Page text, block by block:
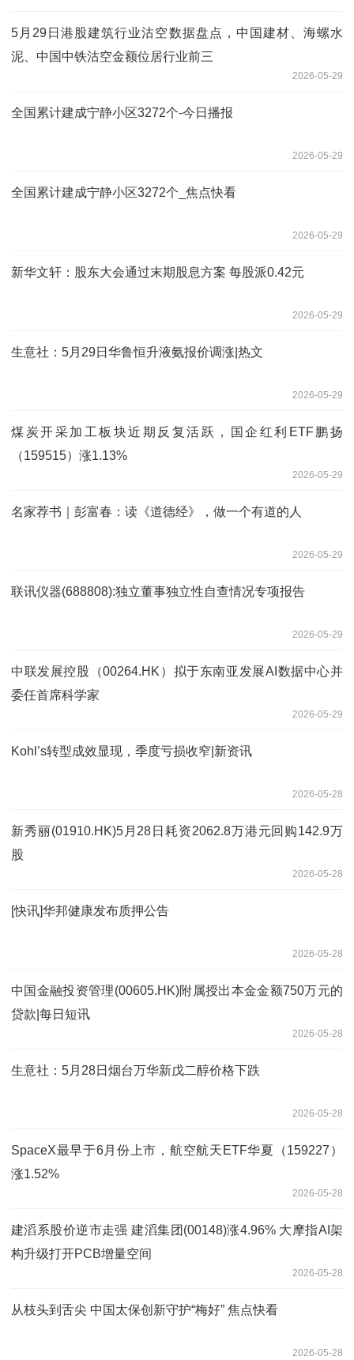
5月29日港股建筑行业沽空数据盘点，中国建材、海螺水
泥、中国中铁沽空金额位居行业前三
2026-05-29
全国累计建成宁静小区3272个-今日播报
2026-05-29
全国累计建成宁静小区3272个_焦点快看
2026-05-29
新华文轩：股东大会通过末期股息方案 每股派0.42元
2026-05-29
生意社：5月29日华鲁恒升液氨报价调涨|热文
2026-05-29
煤炭开采加工板块近期反复活跃，国企红利ETF鹏扬
（159515）涨1.13%
2026-05-29
名家荐书｜彭富春：读《道德经》，做一个有道的人
2026-05-29
联讯仪器(688808):独立董事独立性自查情况专项报告
2026-05-29
中联发展控股（00264.HK）拟于东南亚发展AI数据中心并
委任首席科学家
2026-05-29
Kohl’s转型成效显现，季度亏损收窄|新资讯
2026-05-28
新秀丽(01910.HK)5月28日耗资2062.8万港元回购142.9万
股
2026-05-28
[快讯]华邦健康发布质押公告
2026-05-28
中国金融投资管理(00605.HK)附属授出本金金额750万元的
贷款|每日短讯
2026-05-28
生意社：5月28日烟台万华新戊二醇价格下跌
2026-05-28
SpaceX最早于6月份上市，航空航天ETF华夏（159227）
涨1.52%
2026-05-28
建滔系股价逆市走强 建滔集团(00148)涨4.96% 大摩指AI架
构升级打开PCB增量空间
2026-05-28
从枝头到舌尖 中国太保创新守护“梅好” 焦点快看
2026-05-28